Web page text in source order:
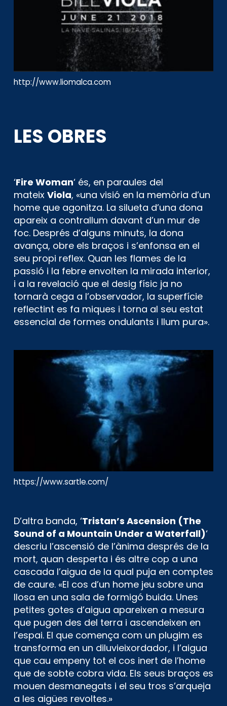
http://www.liomalca.com
LES OBRES
‘Fire Woman‘ és, en paraules del
mateix Viola, «una visió en la memòria d’un
home que agonitza. La silueta d’una dona
apareix a contrallum davant d’un mur de
foc. Després d’alguns minuts, la dona
avança, obre els braços i s’enfonsa en el
seu propi reflex. Quan les flames de la
passió i la febre envolten la mirada interior,
i a la revelació que el desig físic ja no
tornarà cega a l’observador, la superfície
reflectint es fa miques i torna al seu estat
essencial de formes ondulants i llum pura».
https://www.sartle.com/
D’altra banda, ‘Tristan’s Ascension (The
Sound of a Mountain Under a Waterfall)‘
descriu l’ascensió de l’ànima després de la
mort, quan desperta i és altre cop a una
cascada l’aigua de la qual puja en comptes
de caure. «El cos d’un home jeu sobre una
llosa en una sala de formigó buida. Unes
petites gotes d’aigua apareixen a mesura
que pugen des del terra i ascendeixen en
l’espai. El que comença com un plugim es
transforma en un diluvieixordador, i l’aigua
que cau empeny tot el cos inert de l’home
que de sobte cobra vida. Els seus braços es
mouen desmanegats i el seu tros s’arqueja
a les aigües revoltes.»